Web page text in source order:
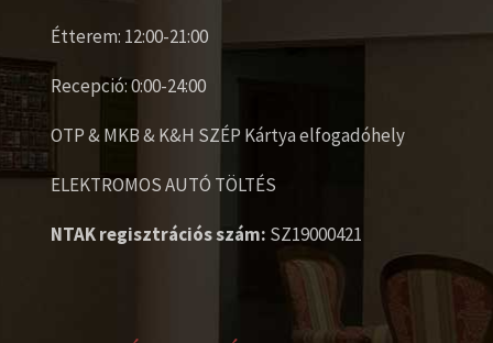
Étterem: 12:00-21:00
Recepció: 0:00-24:00
OTP & MKB & K&H SZÉP Kártya elfogadóhely
ELEKTROMOS AUTÓ TÖLTÉS
NTAK regisztrációs szám: SZ19000421